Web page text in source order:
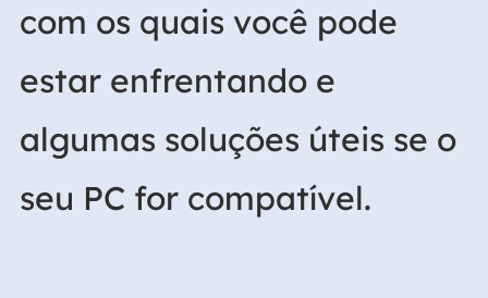
com os quais você pode
estar enfrentando e
algumas soluções úteis se o
seu PC for compatível.